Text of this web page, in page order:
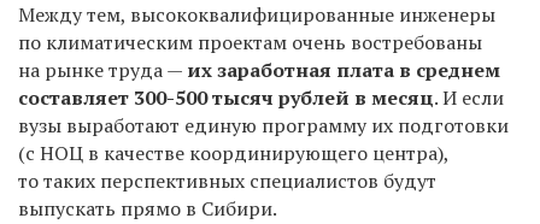
Между тем, высококвалифицированные инженеры
по климатическим проектам очень востребованы
на рынке труда — их заработная плата в среднем
составляет 300-500 тысяч рублей в месяц.И если
вузы выработают единую программу их подготовки
(с НОЦ в качестве координирующего центра),
то таких перспективных специалистов будут
выпускать прямо в Сибири.